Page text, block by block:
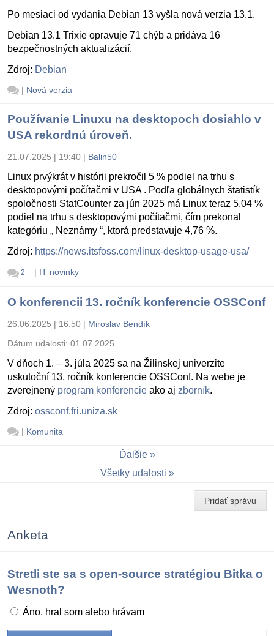
Po mesiaci od vydania Debian 13 vyšla nová verzia 13.1.
Debian 13.1 Trixie opravuje 71 chýb a pridáva 16
bezpečnostných aktualizácií.
Zdroj: Debian
| Nová verzia
Používanie Linuxu na desktopoch dosiahlo v
USA rekordnú úroveň.
21.07.2025 | 19:40 | Balin50
Linux prvýkrát v histórii prekročil 5 % podiel na trhu s
desktopovými počítačmi v USA . Podľa globálnych štatistík
spoločnosti StatCounter za jún 2025 má Linux teraz 5,04 %
podiel na trhu s desktopovými počítačmi, čím prekonal
kategóriu „ Neznámy “, ktorá predstavuje 4,76 %.
Zdroj: https://news.itsfoss.com/linux-desktop-usage-usa/
2 | IT novinky
O konferencii 13. ročník konferencie OSSConf
26.06.2025 | 16:50 | Miroslav Bendík
Dátum udalosti: 01.07.2025
V dňoch 1. – 3. júla 2025 sa na Žilinskej univerzite
uskutoční 13. ročník konferencie OSSConf. Na webe je
zverejnený program konferencie ako aj zborník.
Zdroj: ossconf.fri.uniza.sk
| Komunita
Ďalšie
Všetky udalosti
Pridať správu
Anketa
Stretli ste sa s open-source stratégiou Bitka o
Wesnoth?
Áno, hral som alebo hrávam